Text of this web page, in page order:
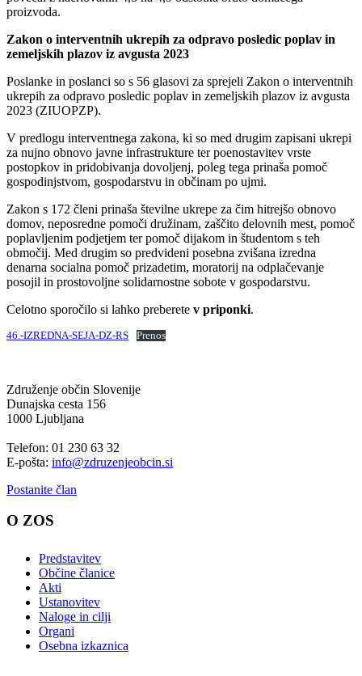
proizvoda.
Zakon o interventnih ukrepih za odpravo posledic poplav in
zemeljskih plazov iz avgusta 2023
Poslanke in poslanci so s 56 glasovi za sprejeli Zakon o interventnih
ukrepih za odpravo posledic poplav in zemeljskih plazov iz avgusta
2023 (ZIUOPZP).
V predlogu interventnega zakona, ki so med drugim zapisani ukrepi
za nujno obnovo javne infrastrukture ter poenostavitev vrste
postopkov in pridobivanja dovoljenj, poleg tega prinaša pomoč
gospodinjstvom, gospodarstvu in občinam po ujmi.
Zakon s 172 členi prinaša številne ukrepe za čim hitrejšo obnovo
domov, neposredne pomoči družinam, zaščito delovnih mest, pomoč
poplavljenim podjetjem ter pomoč dijakom in študentom s teh
območij. Med drugim so predvideni posebna zvišana izredna
denarna socialna pomoč prizadetim, moratorij na odplačevanje
posojil in prostovoljne solidarnostne sobote v gospodarstvu.
Celotno sporočilo si lahko preberete v priponki.
46.-IZREDNA-SEJA-DZ-RS Prenos
Združenje občin Slovenije
Dunajska cesta 156
1000 Ljubljana
Telefon: 01 230 63 32
E-pošta: info@zdruzenjeobcin.si
Postanite član
O ZOS
Predstavitev
Občine članice
Akti
Ustanovitev
Naloge in cilji
Organi
Osebna izkaznica